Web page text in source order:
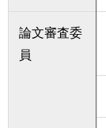
論文審査委
員